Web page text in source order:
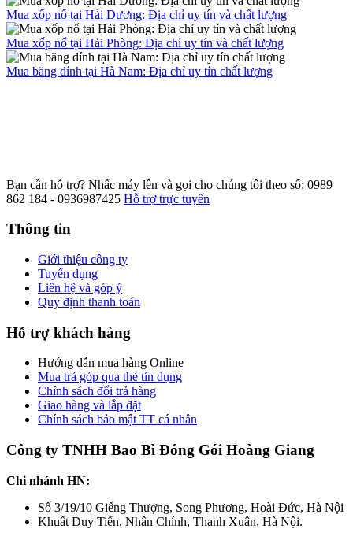
Mua xốp nổ tại Hải Dương: Địa chỉ uy tín và chất lượng
Mua xốp nổ tại Hải Phòng: Địa chỉ uy tín và chất lượng
Mua băng dính tại Hà Nam: Địa chỉ uy tín chất lượng
Bạn cần hỗ trợ? Nhấc máy lên và gọi cho chúng tôi theo số: 0989
862 184 - 0936987425 Hỗ trợ trực tuyến
Thông tin
Giới thiệu công ty
Tuyển dụng
Liên hệ và góp ý
Quy định thanh toán
Hỗ trợ khách hàng
Hướng dẫn mua hàng Online
Mua trả góp qua thẻ tín dụng
Chính sách đổi trả hàng
Giao hàng và lắp đặt
Chính sách bảo mật TT cá nhân
Công ty TNHH Bao Bì Đóng Gói Hoàng Giang
Chi nhánh HN:
Số 3/19/10 Giếng Thượng, Song Phương, Hoài Đức, Hà Nội
Khuất Duy Tiến, Nhân Chính, Thanh Xuân, Hà Nội.